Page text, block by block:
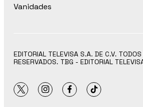
Vanidades
EDITORIAL TELEVISA S.A. DE C.V.
RESERVADOS. TBG - EDITORIAL
twitterinstagram
facebooktiktok